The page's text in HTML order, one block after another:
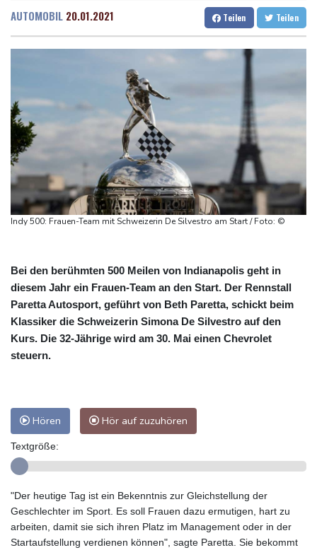
Dresden
25 °C Wien
30 °C
Baden-Baden
26 °C
gereist
Russland weist Verantwortung für Drohnenvorfall an Leipziger
Flughafen zurück
US-Berufungsgericht bestätigt Aussetzung von Trumps
umstrittenen Ballsaal-Plänen
Nach Andrang auf Ceuta: Spanien und Italien streiten über
Grenzkontrollen
Niewiadoma fährt am Mont Ventoux ins Gelbe Trikot
Trumps umstrittener Justizminister Blanche kurz vor der
Bestätigung im Senat
Peru und Mexiko nehmen diplomatische Beziehungen wieder auf
AUTOMOBIL 20.01.2021 Teilen Teilen
Indy 500: Frauen-Team mit Schweizerin De Silvestro am Start / Foto: ©
Bei den berühmten 500 Meilen von Indianapolis geht in
diesem Jahr ein Frauen-Team an den Start. Der Rennstall
Paretta Autosport, geführt von Beth Paretta, schickt beim
Klassiker die Schweizerin Simona De Silvestro auf den
Kurs. Die 32-Jährige wird am 30. Mai einen Chevrolet
steuern.
Hören Hör auf zuzuhören
Textgröße:
"Der heutige Tag ist ein Bekenntnis zur Gleichstellung der
Geschlechter im Sport. Es soll Frauen dazu ermutigen, hart zu
arbeiten, damit sie sich ihren Platz im Management oder in der
Startaufstellung verdienen können", sagte Paretta. Sie bekommt